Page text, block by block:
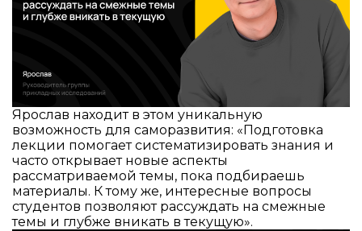
Ярослав находит в этом уникальную
возможность для саморазвития: «Подготовка
лекции помогает систематизировать знания и
часто открывает новые аспекты
рассматриваемой темы, пока подбираешь
материалы. К тому же, интересные вопросы
студентов позволяют рассуждать на смежные
темы и глубже вникать в текущую».